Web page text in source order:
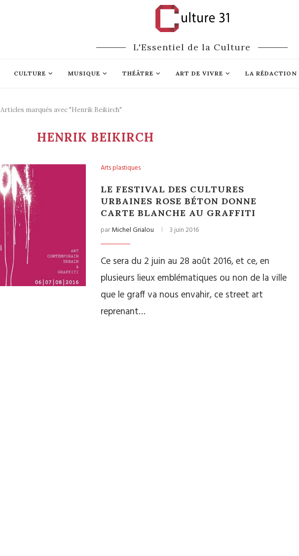
L'Essentiel de la Culture
CULTURE MUSIQUE THÉÂTRE ART DE VIVRE LA RÉDACTION
Articles marqués avec "Henrik Beikirch"
HENRIK BEIKIRCH
Arts plastiques
LE FESTIVAL DES CULTURES
URBAINES ROSE BÉTON DONNE
CARTE BLANCHE AU GRAFFITI
parMichel Grialou 3 juin 2016
Ce sera du 2 juin au 28 août 2016, et ce, en
plusieurs lieux emblématiques ou non de la ville
que le graff va nous envahir, ce street art
reprenant…